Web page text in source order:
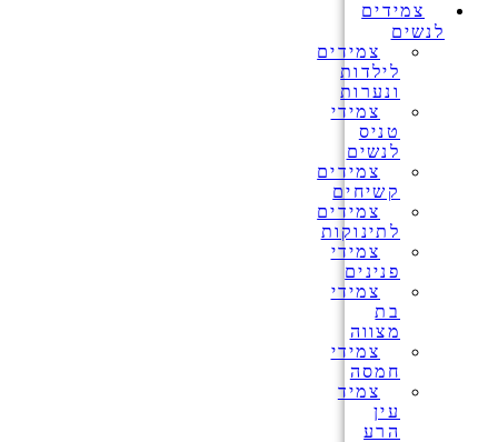
צמידים
לנשים
צמידים
לילדות
ונערות
צמידי
טניס
לנשים
צמידים
קשיחים
צמידים
לתינוקות
צמידי
פנינים
צמידי
בת
מצווה
צמידי
חמסה
צמיד
עין
הרע